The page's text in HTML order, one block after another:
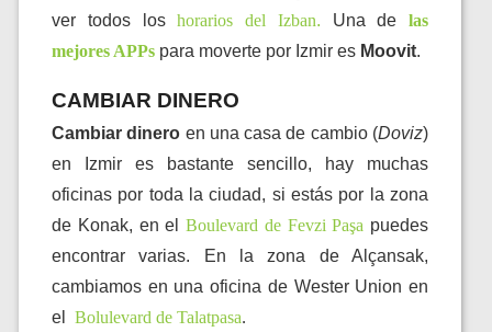
ver todos loshorarios del Izban. Una de las
mejores APPs para moverte por Izmir es Moovit.
CAMBIAR DINERO
Cambiar dinero en una casa de cambio (Doviz)
en Izmir es bastante sencillo, hay muchas
oficinas por toda la ciudad, si estás por la zona
de Konak, en el Boulevard de Fevzi Paşa puedes
encontrar varias. En la zona de Alçansak,
cambiamos en una oficina de Wester Union en
el
Bolulevard de Talatpasa.